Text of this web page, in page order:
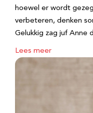
hoewel er wordt
verbeteren, denken
Gelukkig zag juf Anne
Lees meer